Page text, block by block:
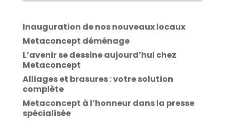
Inauguration de nos nouveaux locaux
Metaconcept déménage
L’avenir se dessine aujourd’hui chez
Metaconcept
Alliages et brasures : votre solution
complète
Metaconcept à l’honneur dans la presse
spécialisée